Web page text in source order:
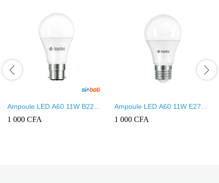
Ampoule LED A60 11W B22
Lumière blanche
1 000 CFA
Ampoule LED A60 11W E27
Lumière blanche
1 000 CFA